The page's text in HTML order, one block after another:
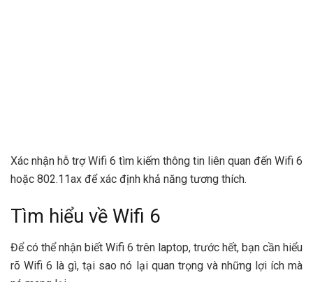
Xác nhận hỗ trợ Wifi 6 tìm kiếm thông tin liên quan đến Wifi 6
hoặc 802.11ax để xác định khả năng tương thích.
Tìm hiểu về Wifi 6
Để có thể nhận biết Wifi 6 trên laptop, trước hết, bạn cần hiểu
rõ Wifi 6 là gì, tại sao nó lại quan trọng và những lợi ích mà